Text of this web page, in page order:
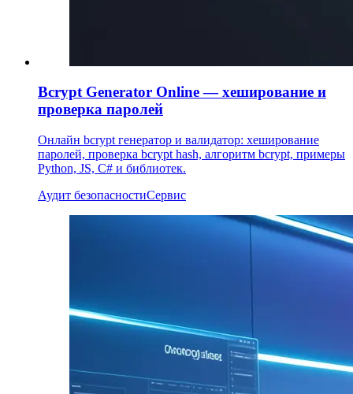
Bcrypt Generator Online — хеширование и
проверка паролей
Онлайн bcrypt генератор и валидатор: хеширование
паролей, проверка bcrypt hash, алгоритм bcrypt, примеры
Python, JS, C# и библиотек.
Аудит безопасностиСервис